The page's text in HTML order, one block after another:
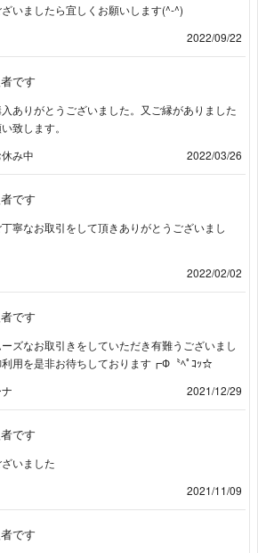
いましたら宜しくお願いします(^-^)
2022/09/22
です
ありがとうございました。又ご縁がありました
致します。
み中
2022/03/26
です
寧なお取引をして頂きありがとうございまし
2022/02/02
です
ズなお取引きをしていただき有難うございまし
用を是非お待ちしております┏Ф〝ﾍﾟｺｯ☆
2021/12/29
です
いました
2021/11/09
です